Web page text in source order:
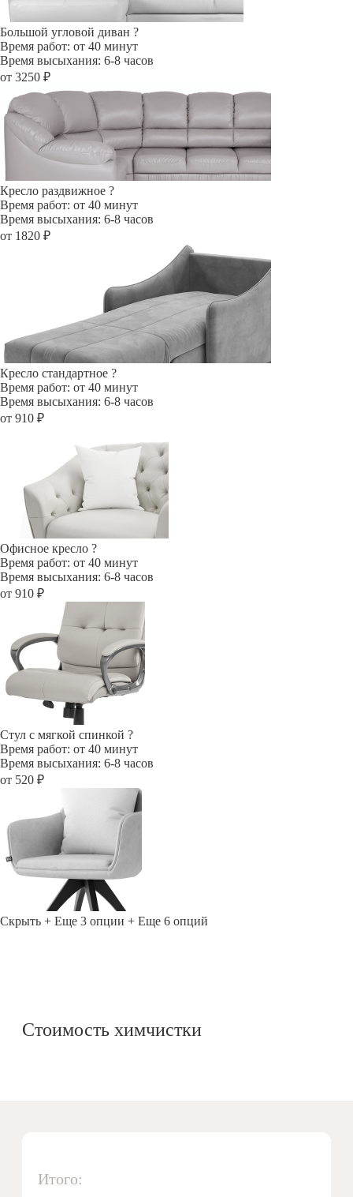
Большой угловой диван ?
Время работ: от 40 минут
Время высыхания: 6-8 часов
от 3250 ₽
Кресло раздвижное ?
Время работ: от 40 минут
Время высыхания: 6-8 часов
от 1820 ₽
Кресло стандартное ?
Время работ: от 40 минут
Время высыхания: 6-8 часов
от 910 ₽
Офисное кресло ?
Время работ: от 40 минут
Время высыхания: 6-8 часов
от 910 ₽
Стул с мягкой спинкой ?
Время работ: от 40 минут
Время высыхания: 6-8 часов
от 520 ₽
Скрыть + Еще 3 опции + Еще 6 опций
Стоимость химчистки
Итого: